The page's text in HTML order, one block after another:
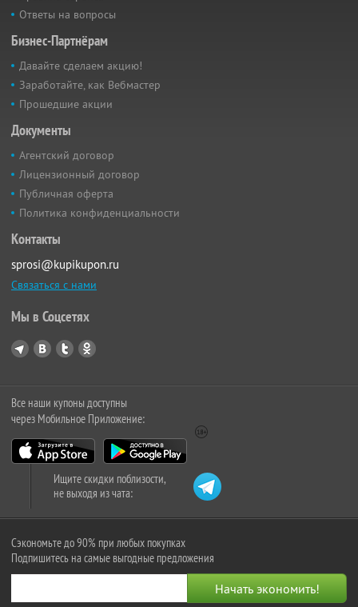
Ответы на вопросы
Бизнес-Партнёрам
Давайте сделаем акцию!
Заработайте, как Вебмастер
Прошедшие акции
Документы
Агентский договор
Лицензионный договор
Публичная оферта
Политика конфиденциальности
Контакты
sprosi@kupikupon.ru
Связаться с нами
Мы в Соцсетях
Все наши купоны доступны
через Мобильное Приложение:
Ищите скидки поблизости,
не выходя из чата:
Сэкономьте до 90% при любых покупках
Подпишитесь на самые выгодные предложения